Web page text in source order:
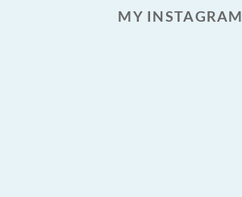
MY INSTAGRAM